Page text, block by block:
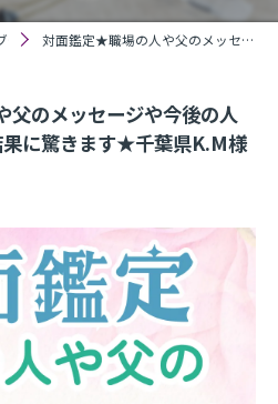
グ 対面鑑定★職場の人や父のメッセージや今後の人生等､具体的な占い結果に驚きます★千葉県K.M様
のメッセージや今後の人
果に驚きます★千葉県K.M様